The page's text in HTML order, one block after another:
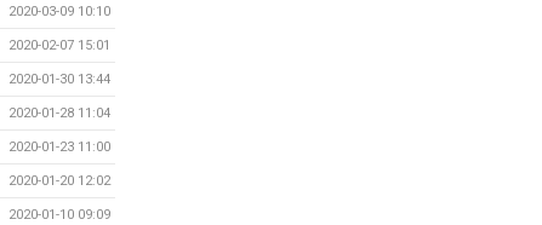
2020-03-09 10:10
2020-02-07 15:01
2020-01-30 13:44
2020-01-28 11:04
2020-01-23 11:00
2020-01-20 12:02
2020-01-10 09:09